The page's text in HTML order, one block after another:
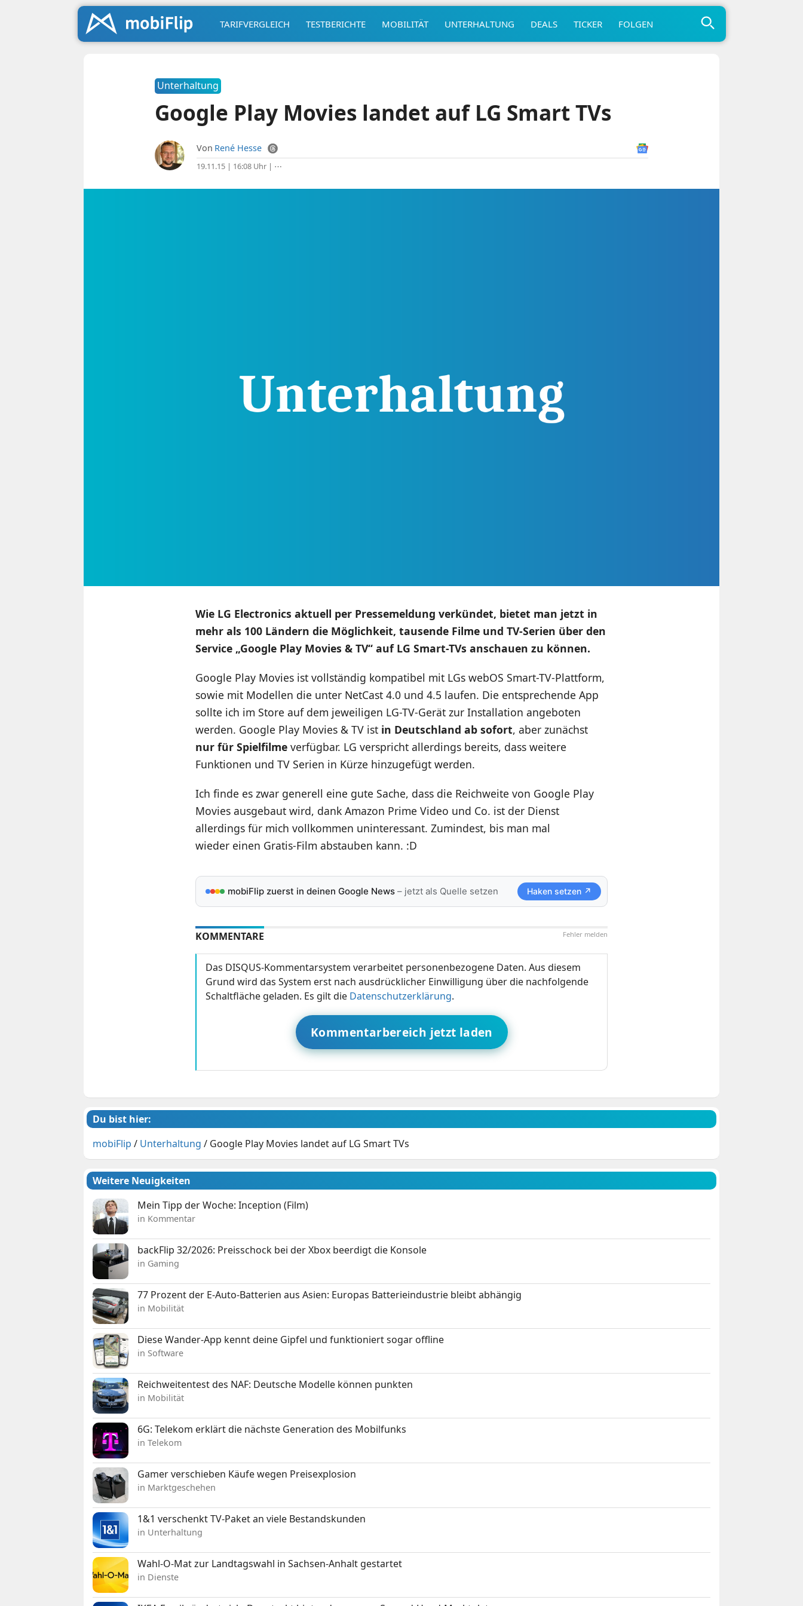
TARIFVERGLEICH TESTBERICHTE MOBILITÄT UNTERHALTUNG DEALS TICKER FOLGEN
Unterhaltung
Google Play Movies landet auf LG Smart TVs
Von René Hesse
19.11.15 | 16:08 Uhr| ⋯
Wie LG Electronics aktuell per Pressemeldung verkündet, bietet man jetzt in
mehr als 100 Ländern die Möglichkeit, tausende Filme und TV-Serien über den
Service „Google Play Movies & TV“ auf LG Smart-TVs anschauen zu können.
Google Play Movies ist vollständig kompatibel mit LGs webOS Smart-TV-Plattform,
sowie mit Modellen die unter NetCast 4.0 und 4.5 laufen. Die entsprechende App
sollte ich im Store auf dem jeweiligen LG-TV-Gerät zur Installation angeboten
werden. Google Play Movies & TV ist in Deutschland ab sofort, aber zunächst
nur für Spielfilmeverfügbar. LG verspricht allerdings bereits, dass weitere
Funktionen und TV Serien in Kürze hinzugefügt werden.
Ich finde es zwar generell eine gute Sache, dass die Reichweite von Google Play
Movies ausgebaut wird, dank Amazon Prime Video und Co. ist der Dienst
allerdings für mich vollkommen uninteressant. Zumindest, bis man mal
wieder einen Gratis-Film abstauben kann. :D
mobiFlip zuerst in deinen Google News– jetzt als Quelle setzen Haken setzen ↗
Fehler melden
KOMMENTARE
Das DISQUS-Kommentarsystem verarbeitet personenbezogene Daten. Aus diesem
Grund wird das System erst nach ausdrücklicher Einwilligung über die nachfolgende
Schaltfläche geladen. Es gilt die Datenschutzerklärung.
Kommentarbereich jetzt laden
Du bist hier:
mobiFlip / Unterhaltung / Google Play Movies landet auf LG Smart TVs
Weitere Neuigkeiten
Mein Tipp der Woche: Inception (Film)
in Kommentar
backFlip 32/2026: Preisschock bei der Xbox beerdigt die Konsole
in Gaming
77 Prozent der E-Auto-Batterien aus Asien: Europas Batterieindustrie bleibt abhängig
in Mobilität
Diese Wander-App kennt deine Gipfel und funktioniert sogar offline
in Software
Reichweitentest des NAF: Deutsche Modelle können punkten
in Mobilität
6G: Telekom erklärt die nächste Generation des Mobilfunks
in Telekom
Gamer verschieben Käufe wegen Preisexplosion
in Marktgeschehen
1&1 verschenkt TV-Paket an viele Bestandskunden
in Unterhaltung
Wahl-O-Mat zur Landtagswahl in Sachsen-Anhalt gestartet
in Dienste